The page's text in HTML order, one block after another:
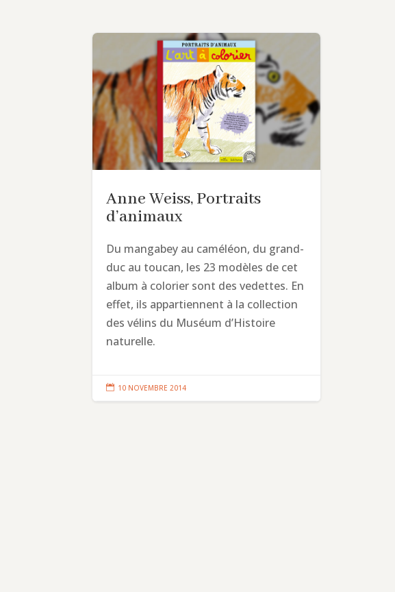
Anne Weiss, Portraits
d’animaux
Du mangabey au caméléon, du grand-
duc au toucan, les 23 modèles de cet
album à colorier sont des vedettes. En
effet, ils appartiennent à la collection
des vélins du Muséum d’Histoire
naturelle.
 10 NOVEMBRE 2014